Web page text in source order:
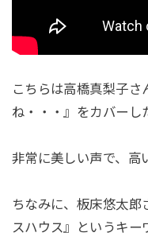
こちらは高橋真梨子
ね・・・』をカバーし
非常に美しい声で、高
ちなみに、板床悠太郎
スハウス』というキー